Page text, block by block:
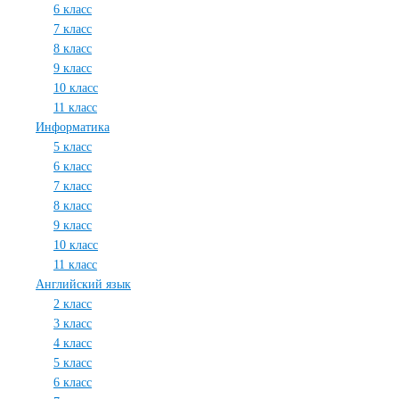
6 класс
7 класс
8 класс
9 класс
10 класс
11 класс
Информатика
5 класс
6 класс
7 класс
8 класс
9 класс
10 класс
11 класс
Английский язык
2 класс
3 класс
4 класс
5 класс
6 класс